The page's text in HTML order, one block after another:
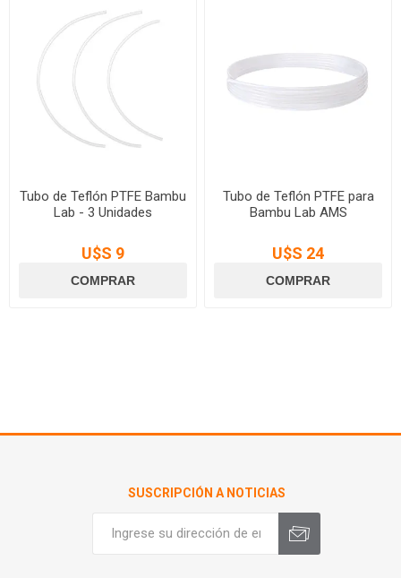
Tubo de Teflón PTFE Bambu
Lab - 3 Unidades
U$S 9
Tubo de Teflón PTFE para
Bambu Lab AMS
U$S 24
SUSCRIPCIÓN A NOTICIAS